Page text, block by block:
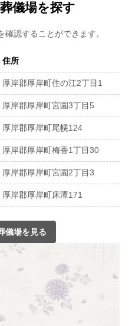
儀場を探す
認することができます。
住所
厚岸郡厚岸町住の江2丁目1
厚岸郡厚岸町宮園3丁目5
厚岸郡厚岸町尾幌124
厚岸郡厚岸町梅香1丁目30
厚岸郡厚岸町宮園2丁目3
厚岸郡厚岸町床潭171
儀場を見る